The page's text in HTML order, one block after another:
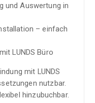
und Auswertung in
– einfach
LUNDS Büro
mit LUNDS
nutzbar.
hinzubuchbar.